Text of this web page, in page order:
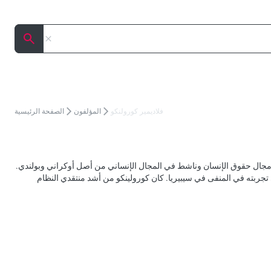
إلغاء البحث
الصفحة الرئيسية المؤلفون فلاديمير كورولنكو
أوكراني المولد، وصحفي وناشط في مجال حقوق الإنسان وناشط في المجال الإنساني من أصل أوكراني وبولندي.
التي استندت إلى تجربته في المنفى في سيبيريا. كان كورولينكو من أشد منتقدي النظام